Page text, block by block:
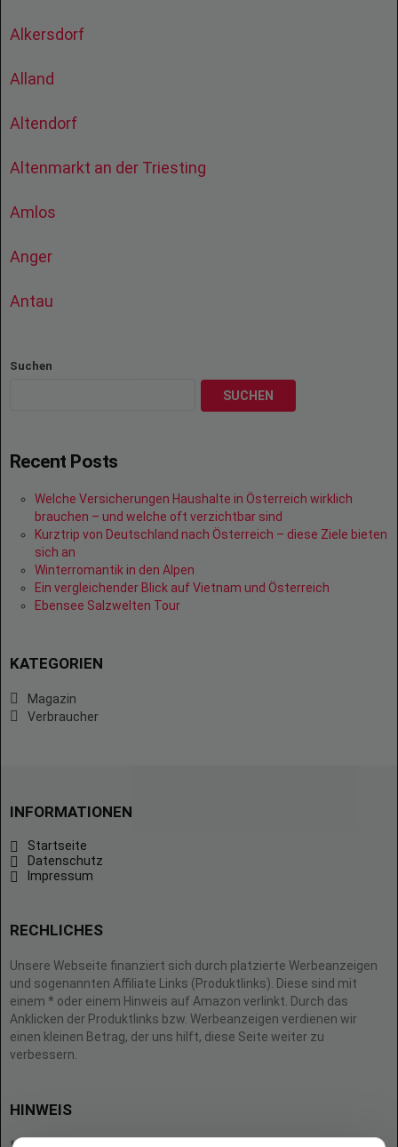
Alkersdorf
Alland
Altendorf
Altenmarkt an der Triesting
Amlos
Anger
Antau
Suchen
SUCHEN
Recent Posts
Welche Versicherungen Haushalte in Österreich wirklich
brauchen – und welche oft verzichtbar sind
Kurztrip von Deutschland nach Österreich – diese Ziele bieten
sich an
Winterromantik in den Alpen
Ein vergleichender Blick auf Vietnam und Österreich
Ebensee Salzwelten Tour
KATEGORIEN
Magazin
Verbraucher
INFORMATIONEN
Startseite
Datenschutz
Impressum
RECHLICHES
Unsere Webseite finanziert sich durch platzierte Werbeanzeigen
und sogenannten Affiliate Links (Produktlinks). Diese sind mit
einem * oder einem Hinweis auf Amazon verlinkt. Durch das
Anklicken der Produktlinks bzw. Werbeanzeigen verdienen wir
einen kleinen Betrag, der uns hilft, diese Seite weiter zu
verbessern.
HINWEIS